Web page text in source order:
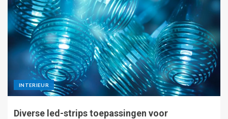
INTERIEUR
Diverse led-strips toepassingen voor